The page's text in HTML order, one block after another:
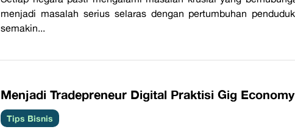
menjadi masalah serius selaras dengan pertumbuhan
semakin...
​Menjadi Tradepreneur Digital Praktisi Gig Economy
Tips Bisnis